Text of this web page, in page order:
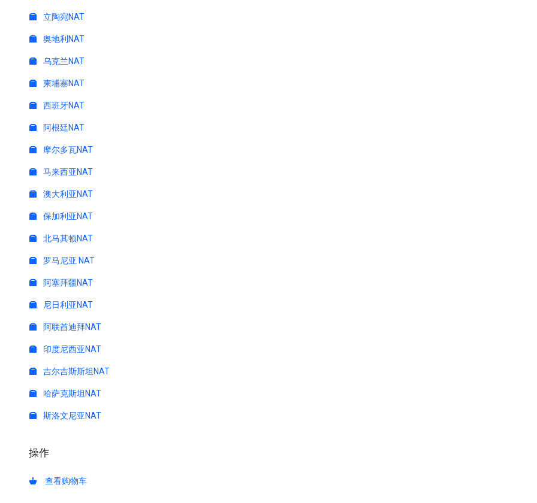
立陶宛NAT
奥地利NAT
乌克兰NAT
柬埔寨NAT
西班牙NAT
阿根廷NAT
摩尔多瓦NAT
马来西亚NAT
澳大利亚NAT
保加利亚NAT
北马其顿NAT
罗马尼亚 NAT
阿塞拜疆NAT
尼日利亚NAT
阿联酋迪拜NAT
印度尼西亚NAT
吉尔吉斯斯坦NAT
哈萨克斯坦NAT
斯洛文尼亚NAT
操作
查看购物车